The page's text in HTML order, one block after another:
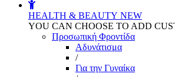
HEALTH & BEAUTY NEW
YOU CAN CHOOSE TO ADD
Προσωπική Φροντίδα
Αδυνάτισμα
/
Για την Γυναίκα